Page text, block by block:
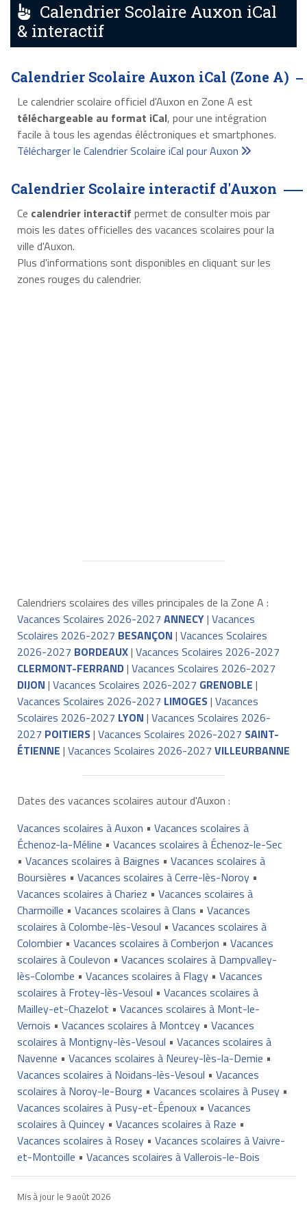
Calendrier Scolaire Auxon iCal
& interactif
Calendrier Scolaire Auxon iCal (Zone A)
Le calendrier scolaire officiel d'Auxon en Zone A est
téléchargeable au format iCal, pour une intégration
facile à tous les agendas éléctroniques et smartphones.
Télécharger le Calendrier Scolaire iCal pour Auxon
Calendrier Scolaire interactif d'Auxon
Ce calendrier interactif permet de consulter mois par
mois les dates officielles des vacances scolaires pour la
ville d'Auxon.
Plus d'informations sont disponibles en cliquant sur les
zones rouges du calendrier.
Calendriers scolaires des villes principales de la Zone A :
Vacances Scolaires 2026-2027 ANNECY| Vacances
Scolaires 2026-2027 BESANÇON | Vacances Scolaires
2026-2027 BORDEAUX| Vacances Scolaires 2026-2027
CLERMONT-FERRAND| Vacances Scolaires 2026-2027
DIJON | Vacances Scolaires 2026-2027 GRENOBLE |
Vacances Scolaires 2026-2027 LIMOGES| Vacances
Scolaires 2026-2027 LYON | Vacances Scolaires 2026-
2027 POITIERS| Vacances Scolaires 2026-2027 SAINT-
ÉTIENNE | Vacances Scolaires 2026-2027 VILLEURBANNE
Dates des vacances scolaires autour d'Auxon :
Vacances scolaires à Auxon • Vacances scolaires à
Échenoz-la-Méline • Vacances scolaires à Échenoz-le-Sec
• Vacances scolaires à Baignes • Vacances scolaires à
Boursières • Vacances scolaires à Cerre-lès-Noroy•
Vacances scolaires à Chariez • Vacances scolaires à
Charmoille • Vacances scolaires à Clans • Vacances
scolaires à Colombe-lès-Vesoul • Vacances scolaires à
Colombier• Vacances scolaires à Comberjon • Vacances
scolaires à Coulevon • Vacances scolaires à Dampvalley-
lès-Colombe • Vacances scolaires à Flagy• Vacances
scolaires à Frotey-lès-Vesoul • Vacances scolaires à
Mailley-et-Chazelot • Vacances scolaires à Mont-le-
Vernois • Vacances scolaires à Montcey• Vacances
scolaires à Montigny-lès-Vesoul • Vacances scolaires à
Navenne • Vacances scolaires à Neurey-lès-la-Demie •
Vacances scolaires à Noidans-lès-Vesoul • Vacances
scolaires à Noroy-le-Bourg• Vacances scolaires à Pusey•
Vacances scolaires à Pusy-et-Épenoux• Vacances
scolaires à Quincey• Vacances scolaires à Raze •
Vacances scolaires à Rosey• Vacances scolaires à Vaivre-
et-Montoille • Vacances scolaires à Vallerois-le-Bois
Mis à jour le 9 août 2026